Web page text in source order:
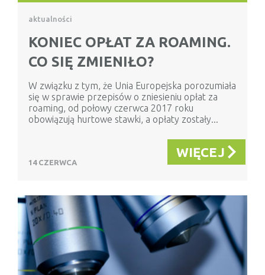
aktualności
KONIEC OPŁAT ZA ROAMING.
CO SIĘ ZMIENIŁO?
W związku z tym, że Unia Europejska porozumiała
się w sprawie przepisów o zniesieniu opłat za
roaming, od połowy czerwca 2017 roku
obowiązują hurtowe stawki, a opłaty zostały...
14 CZERWCA
WIĘCEJ